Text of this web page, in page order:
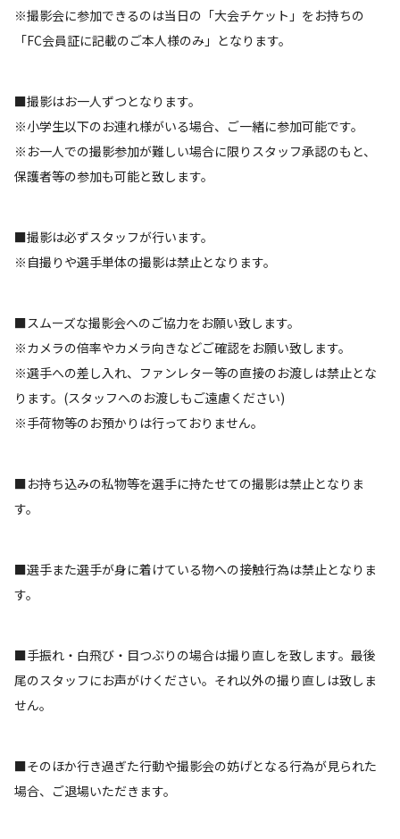
※撮影会に参加できるのは当日の「大会チケット」をお持ちの
「FC会員証に記載のご本人様のみ」となります。
■撮影はお一人ずつとなります。
※小学生以下のお連れ様がいる場合、ご一緒に参加可能です。
※お一人での撮影参加が難しい場合に限りスタッフ承認のもと、
保護者等の参加も可能と致します。
■撮影は必ずスタッフが行います。
※自撮りや選手単体の撮影は禁止となります。
■スムーズな撮影会へのご協力をお願い致します。
※カメラの倍率やカメラ向きなどご確認をお願い致します。
※選手への差し入れ、ファンレター等の直接のお渡しは禁止とな
ります。(スタッフへのお渡しもご遠慮ください)
※手荷物等のお預かりは行っておりません。
■お持ち込みの私物等を選手に持たせての撮影は禁止となりま
す。
■選手また選手が身に着けている物への接触行為は禁止となりま
す。
■手振れ・白飛び・目つぶりの場合は撮り直しを致します。最後
尾のスタッフにお声がけください。それ以外の撮り直しは致しま
せん。
■そのほか行き過ぎた行動や撮影会の妨げとなる行為が見られた
場合、ご退場いただきます。